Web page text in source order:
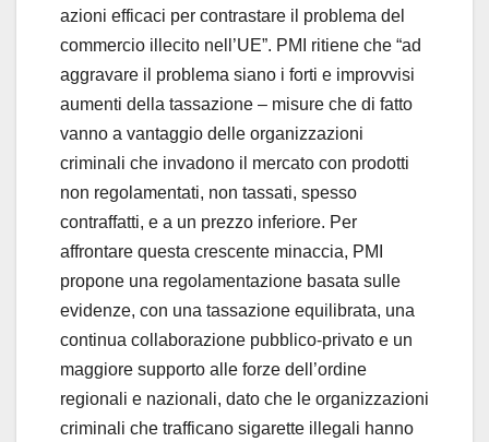
azioni efficaci per contrastare il problema del
commercio illecito nell’UE”. PMI ritiene che “ad
aggravare il problema siano i forti e improvvisi
aumenti della tassazione – misure che di fatto
vanno a vantaggio delle organizzazioni
criminali che invadono il mercato con prodotti
non regolamentati, non tassati, spesso
contraffatti, e a un prezzo inferiore. Per
affrontare questa crescente minaccia, PMI
propone una regolamentazione basata sulle
evidenze, con una tassazione equilibrata, una
continua collaborazione pubblico-privato e un
maggiore supporto alle forze dell’ordine
regionali e nazionali, dato che le organizzazioni
criminali che trafficano sigarette illegali hanno